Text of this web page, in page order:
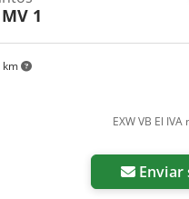
para todos los productos
MV 1
EXW VB El
Enviar